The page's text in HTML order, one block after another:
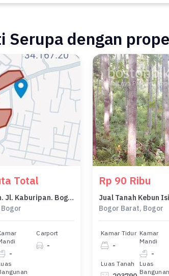
Serupa dengan
Total
Dijual. Tanah. Jl. Kaburipan. Bogor
-
Carport
-
Rp 90 Ribu
Bogor Barat, Bogor
Kamar Tidur
-
Kamar
Mandi
-
Luas Tanah
Luas
Bangunan